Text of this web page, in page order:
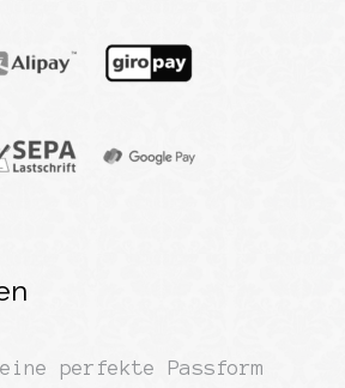
perfekte Passform